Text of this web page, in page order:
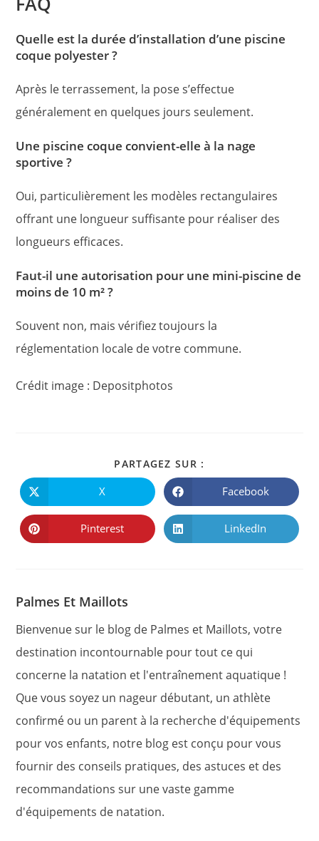
Quelle est la durée d’installation d’une piscine
coque polyester ?
Après le terrassement, la pose s’effectue
généralement en quelques jours seulement.
Une piscine coque convient-elle à la nage
sportive ?
Oui, particulièrement les modèles rectangulaires
offrant une longueur suffisante pour réaliser des
longueurs efficaces.
Faut-il une autorisation pour une mini-piscine de
moins de 10 m² ?
Souvent non, mais vérifiez toujours la
réglementation locale de votre commune.
Crédit image : Depositphotos
PARTAGEZ SUR :
Ouvrir
dans
une
autre
fenêtre
X Ouvrir
dans
une
autre
fenêtre
Facebook
Ouvrir
dans
Pinterest Ouvrir
dans
LinkedIn
Palmes Et Maillots
Bienvenue sur le blog de Palmes et Maillots, votre
destination incontournable pour tout ce qui
concerne la natation et l'entraînement aquatique !
Que vous soyez un nageur débutant, un athlète
confirmé ou un parent à la recherche d'équipements
pour vos enfants, notre blog est conçu pour vous
fournir des conseils pratiques, des astuces et des
recommandations sur une vaste gamme
d'équipements de natation.